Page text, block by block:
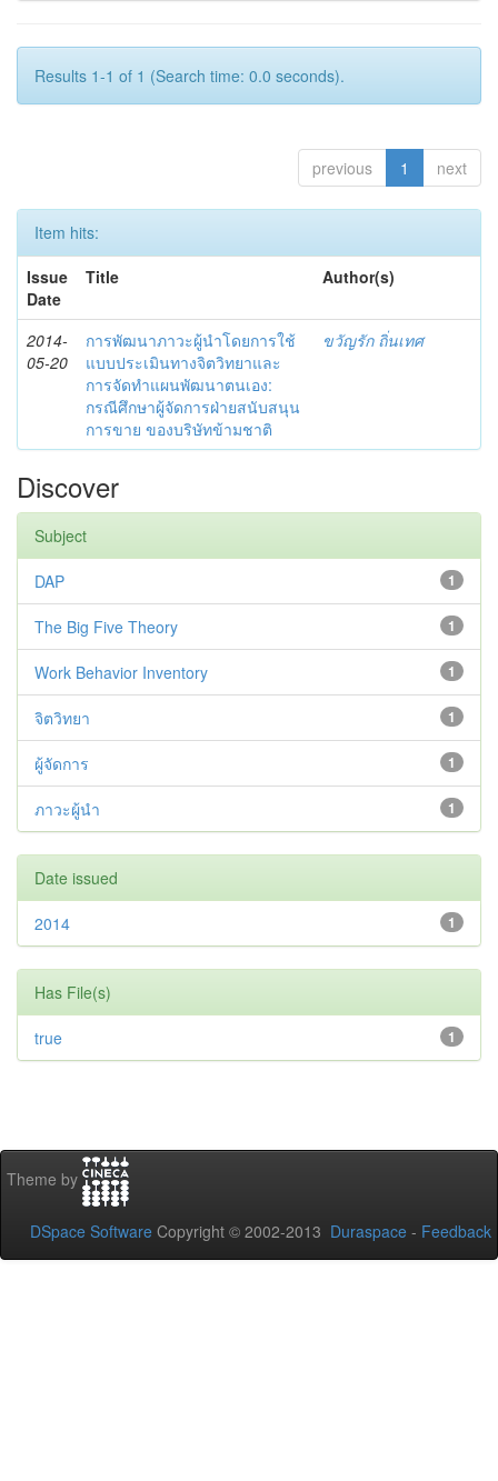
Results 1-1 of 1 (Search time: 0.0 seconds).
previous 1 next
Item hits:
Issue
Date
Title Author(s)
2014-
05-20
การพัฒนาภาวะผู้นำโดยการใช้
แบบประเมินทางจิตวิทยาและ
การจัดทำแผนพัฒนาตนเอง:
กรณีศึกษาผู้จัดการฝ่ายสนับสนุน
การขาย ของบริษัทข้ามชาติ
ขวัญรัก ถิ่นเทศ
Discover
Subject
1
DAP
1
The Big Five Theory
1
Work Behavior Inventory
1
จิตวิทยา
1
ผู้จัดการ
1
ภาวะผู้นำ
Date issued
1
2014
Has File(s)
1
true
Theme by
DSpace Software Copyright © 2002-2013 Duraspace - Feedback